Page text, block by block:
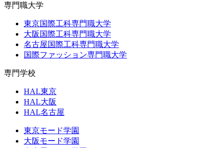
専門職大学
東京国際工科専門職大学
大阪国際工科専門職大学
名古屋国際工科専門職大学
国際ファッション専門職大学
専門学校
HAL東京
HAL大阪
HAL名古屋
東京モード学園
大阪モード学園